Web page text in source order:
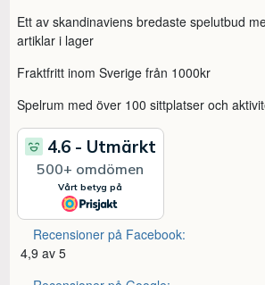
Ett av skandinaviens bredaste spelutbud
artiklar i lager
Fraktfritt inom Sverige från 1000kr
Spelrum med över 100 sittplatser och
Recensioner på Facebook:
4,9 av 5